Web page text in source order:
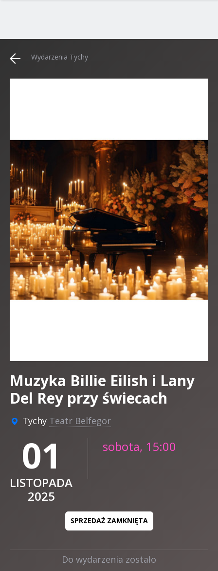
Wydarzenia Tychy
Do wydarzenia zostało
Muzyka Billie Eilish i Lany
Del Rey przy świecach
Tychy Teatr Belfegor
01
LISTOPADA
2025
sobota, 15:00
SPRZEDAŻ ZAMKNIĘTA